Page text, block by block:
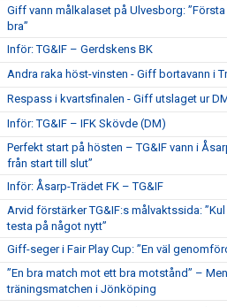
Giff vann målkalaset på Ulvesborg:
bra”
Inför: TG&IF – Gerdskens BK
Andra raka höst-vinsten - Giff bortavann i
Respass i kvartsfinalen - Giff utslaget ur
Inför: TG&IF – IFK Skövde (DM)
Perfekt start på hösten – TG&IF vann i
från start till slut”
Inför: Åsarp-Trädet FK – TG&IF
Arvid förstärker TG&IF:s målvaktssida:
testa på något nytt”
Giff-seger i Fair Play Cup: ”En väl
”En bra match mot ett bra motstånd” –
träningsmatchen i Jönköping